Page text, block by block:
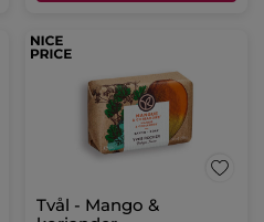
Tvål - Mango &